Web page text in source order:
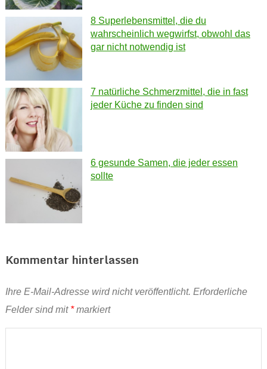
8 Superlebensmittel, die du
wahrscheinlich wegwirfst, obwohl das
gar nicht notwendig ist
7 natürliche Schmerzmittel, die in fast
jeder Küche zu finden sind
6 gesunde Samen, die jeder essen
sollte
Kommentar hinterlassen
Ihre E-Mail-Adresse wird nicht veröffentlicht. Erforderliche
Felder sind mit *markiert